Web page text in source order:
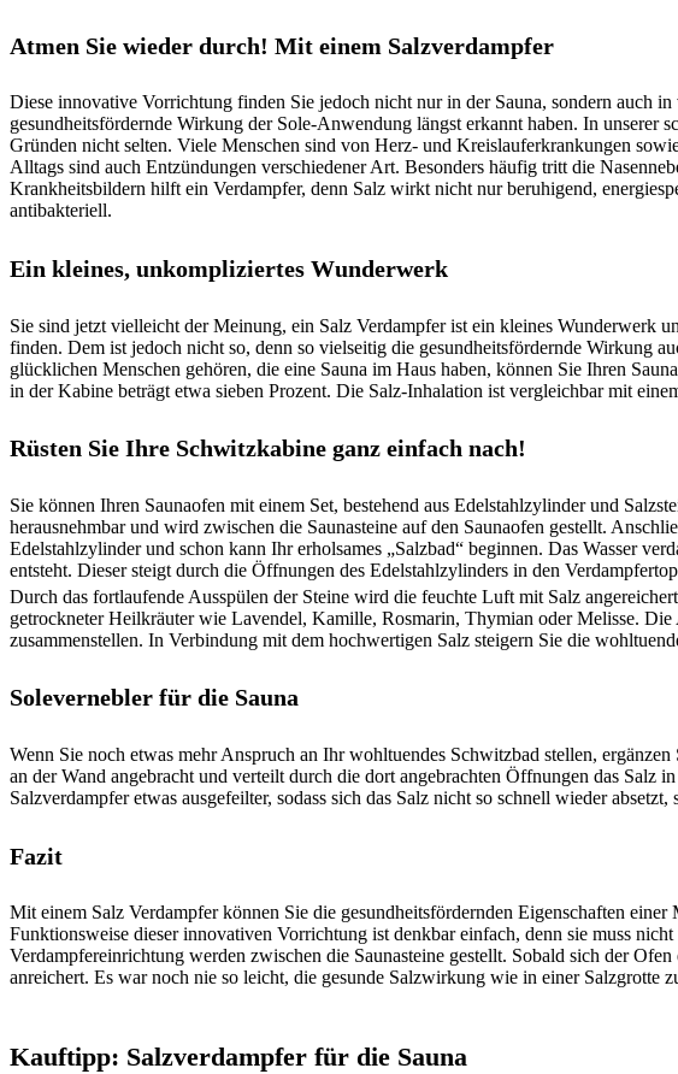
Atmen Sie wieder durch! Mit einem Salzverdampfer
Diese innovative Vorrichtung finden Sie jedoch nicht nur in der Sauna, sondern auch
gesundheitsfördernde Wirkung der Sole-Anwendung längst erkannt haben. In unserer
Gründen nicht selten. Viele Menschen sind von Herz- und Kreislauferkrankungen
Alltags sind auch Entzündungen verschiedener Art. Besonders häufig tritt die
Krankheitsbildern hilft ein Verdampfer, denn Salz wirkt nicht nur beruhigend,
antibakteriell.
Ein kleines, unkompliziertes Wunderwerk
Sie sind jetzt vielleicht der Meinung, ein Salz Verdampfer ist ein kleines Wunderwerk
finden. Dem ist jedoch nicht so, denn so vielseitig die gesundheitsfördernde Wirkung
glücklichen Menschen gehören, die eine Sauna im Haus haben, können Sie Ihren
in der Kabine beträgt etwa sieben Prozent. Die Salz-Inhalation ist vergleichbar mit
Rüsten Sie Ihre Schwitzkabine ganz einfach nach!
Sie können Ihren Saunaofen mit einem Set, bestehend aus Edelstahlzylinder und
herausnehmbar und wird zwischen die Saunasteine auf den Saunaofen gestellt.
Edelstahlzylinder und schon kann Ihr erholsames „Salzbad“ beginnen. Das Wasser
entsteht. Dieser steigt durch die Öffnungen des Edelstahlzylinders in den
Durch das fortlaufende Ausspülen der Steine wird die feuchte Luft mit Salz
getrockneter Heilkräuter wie Lavendel, Kamille, Rosmarin, Thymian oder Melisse.
zusammenstellen. In Verbindung mit dem hochwertigen Salz steigern Sie die
Solevernebler für die Sauna
Wenn Sie noch etwas mehr Anspruch an Ihr wohltuendes Schwitzbad stellen,
an der Wand angebracht und verteilt durch die dort angebrachten Öffnungen das Salz
Salzverdampfer etwas ausgefeilter, sodass sich das Salz nicht so schnell wieder
Fazit
Mit einem Salz Verdampfer können Sie die gesundheitsfördernden Eigenschaften
Funktionsweise dieser innovativen Vorrichtung ist denkbar einfach, denn sie muss
Verdampfereinrichtung werden zwischen die Saunasteine gestellt. Sobald sich der
anreichert. Es war noch nie so leicht, die gesunde Salzwirkung wie in einer Salzgrotte
Kauftipp: Salzverdampfer für die Sauna